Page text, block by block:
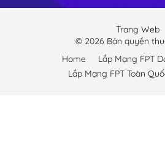
Trang Web
© 2026 Bản quyền
Home
Lắp Mạng FPT
Lắp Mạng FPT Toàn